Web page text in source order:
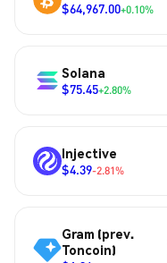
$64,967.00+0.10%
Solana
$75.45+2.80%
Injective
$4.39-2.81%
Gram (prev.
Toncoin)